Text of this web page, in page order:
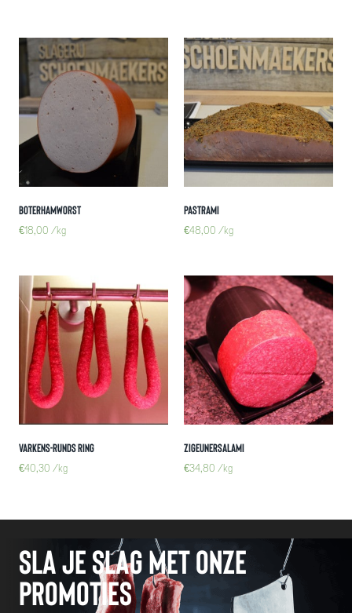
Boterhamworst
€18,00 /kg
Pastrami
€48,00 /kg
Varkens-Runds ring
€40,30 /kg
Zigeunersalami
€34,80 /kg
Sla je slag met onze
promoties